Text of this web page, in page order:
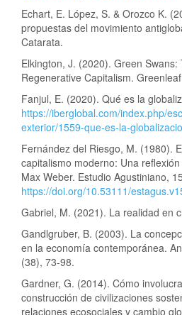
Echart, E. López, S. & Orozco K.
propuestas del movimiento
Catarata.
Elkington, J. (2020). Green
Regenerative Capitalism.
Fanjul, E. (2020). Qué es la
https://iberglobal.com/index.php/
exterior/1559-que-es-la-
Fernández del Riesgo, M. (1980).
capitalismo moderno: Una
Max Weber. Estudio Agustiniano,
https://doi.org/10.53111/
Gabriel, M. (2021). La realidad en
Gandlgruber, B. (2003). La
en la economía contemporánea.
(38), 73-98.
Gardner, G. (2014). Cómo
construcción de civilizaciones
relaciones ecosociales y cambio